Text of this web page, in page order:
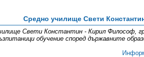
Средно училище Свети
Свети Константин - Кирил Философ,
обучение според държавните